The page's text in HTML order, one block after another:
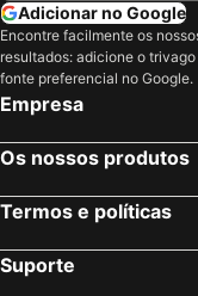
Adicionar no Google
Encontre facilmente os
resultados: adicione o
fonte preferencial no Google.
Empresa
Os nossos produtos
Termos e políticas
Suporte